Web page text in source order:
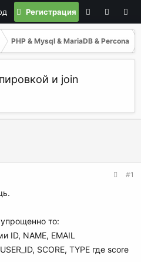
Регистрация
PHP & Mysql & MariaDB & Percona
и join
#1
то:
ID, NAME, EMAIL
SCORE, TYPE где score